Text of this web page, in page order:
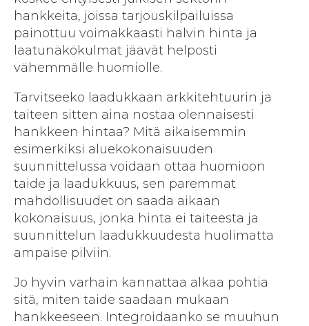
hankkeita, joissa tarjouskilpailuissa
painottuu voimakkaasti halvin hinta ja
laatunäkökulmat jäävät helposti
vähemmälle huomiolle.
Tarvitseeko laadukkaan arkkitehtuurin ja
taiteen sitten aina nostaa olennaisesti
hankkeen hintaa? Mitä aikaisemmin
esimerkiksi aluekokonaisuuden
suunnittelussa voidaan ottaa huomioon
taide ja laadukkuus, sen paremmat
mahdollisuudet on saada aikaan
kokonaisuus, jonka hinta ei taiteesta ja
suunnittelun laadukkuudesta huolimatta
ampaise pilviin.
Jo hyvin varhain kannattaa alkaa pohtia
sitä, miten taide saadaan mukaan
hankkeeseen. Integroidaanko se muuhun